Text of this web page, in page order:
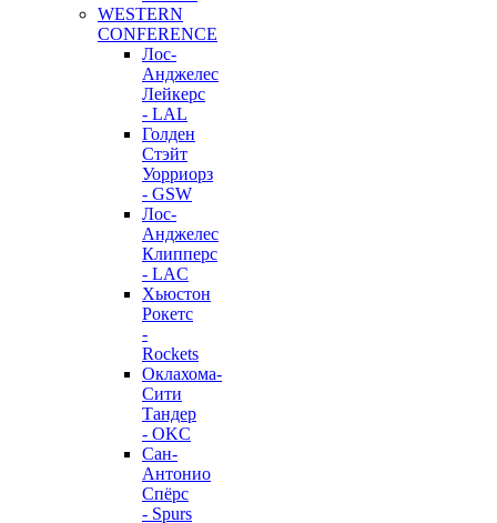
WESTERN
CONFERENCE
Лос-
Анджелес
Лейкерс
- LAL
Голден
Стэйт
Уорриорз
- GSW
Лос-
Анджелес
Клипперс
- LAC
Хьюстон
Рокетс
-
Rockets
Оклахома-
Сити
Тандер
- OKC
Сан-
Антонио
Спёрс
- Spurs